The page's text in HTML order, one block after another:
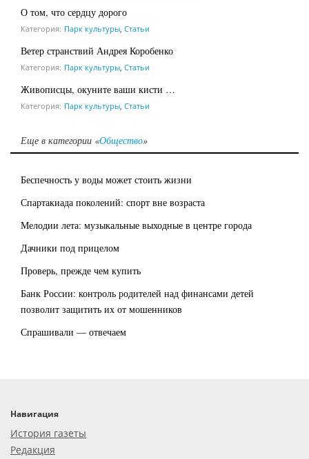
О том, что сердцу дорого
Категория: Парк культуры, Статьи
Ветер странствий Андрея Коробенко
Категория: Парк культуры, Статьи
Живописцы, окуните ваши кисти …
Категория: Парк культуры, Статьи
Еще в категории «Общество»
Беспечность у воды может стоить жизни
Спартакиада поколений: спорт вне возраста
Мелодии лета: музыкальные выходные в центре города
Дачники под прицелом
Проверь, прежде чем купить
Банк России: контроль родителей над финансами детей
позволит защитить их от мошенников
Спрашивали — отвечаем
Навигация
История газеты
Редакция